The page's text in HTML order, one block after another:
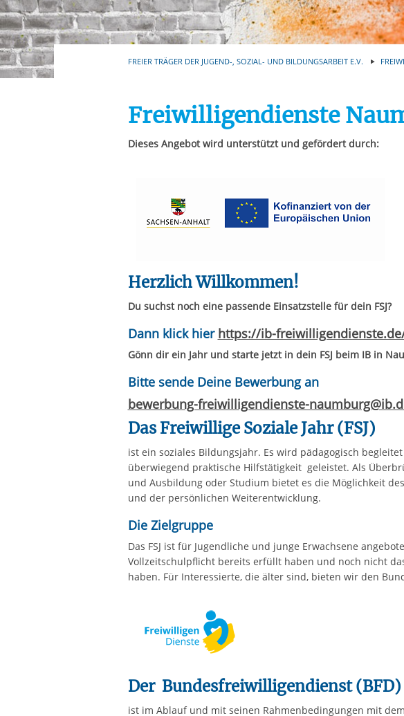
Ihre etwaige Einwilligung erstreckt sich nicht
der von Ihnen aufgerufenen und somit
aufgrund berechtigter Interessen und daher
FREIER TRÄGER DER JUGEND-, SOZIAL- UND BILDUNGSARBEIT E.V.
Freiwilligendienste
Dieses Angebot wird unterstützt und gefördert durch:
Herzlich Willkommen!
Du suchst noch eine passende Einsatzstelle für dein FSJ?
Dann klick hier https://ib-
Gönn dir ein Jahr und starte jetzt in dein FSJ beim IB in
Bitte sende Deine Bewerbung an
bewerbung-freiwilligendienste-
Das Freiwillige Soziale Jahr (FSJ)
ist ein soziales Bildungsjahr. Es wird pädagogisch
überwiegend praktische Hilfstätigkeit geleistet. Als
und Ausbildung oder Studium bietet es die Möglichkeit
und der persönlichen
Die Zielgruppe
Das FSJ ist für Jugendliche und junge Erwachsene
Vollzeitschulpflicht bereits erfüllt haben und noch nicht
haben. Für Interessierte, die älter sind, bieten wir den
Der Bundesfreiwilligendienst (BFD)
ist im Ablauf und mit seinen Rahmenbedingungen mit dem